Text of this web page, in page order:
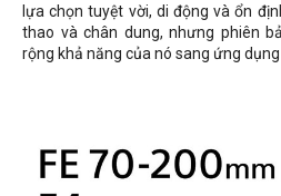
lựa chọn tuyệt vời, di động và ổn
thao và chân dung, nhưng phiên
rộng khả năng của nó sang ứng